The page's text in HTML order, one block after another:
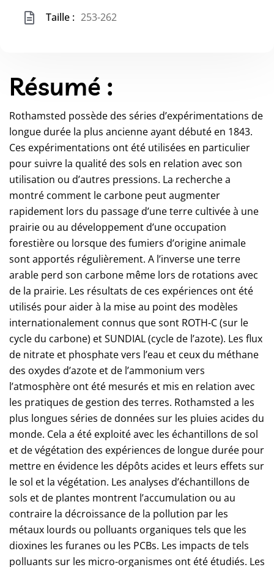
Taille : 253-262
Résumé :
Rothamsted possède des séries d’expérimentations de
longue durée la plus ancienne ayant débuté en 1843.
Ces expérimentations ont été utilisées en particulier
pour suivre la qualité des sols en relation avec son
utilisation ou d’autres pressions. La recherche a
montré comment le carbone peut augmenter
rapidement lors du passage d’une terre cultivée à une
prairie ou au développement d’une occupation
forestière ou lorsque des fumiers d’origine animale
sont apportés régulièrement. A l’inverse une terre
arable perd son carbone même lors de rotations avec
de la prairie. Les résultats de ces expériences ont été
utilisés pour aider à la mise au point des modèles
internationalement connus que sont ROTH-C (sur le
cycle du carbone) et SUNDIAL (cycle de l’azote). Les flux
de nitrate et phosphate vers l’eau et ceux du méthane
des oxydes d’azote et de l’ammonium vers
l’atmosphère ont été mesurés et mis en relation avec
les pratiques de gestion des terres. Rothamsted a les
plus longues séries de données sur les pluies acides du
monde. Cela a été exploité avec les échantillons de sol
et de végétation des expériences de longue durée pour
mettre en évidence les dépôts acides et leurs effets sur
le sol et la végétation. Les analyses d’échantillons de
sols et de plantes montrent l’accumulation ou au
contraire la décroissance de la pollution par les
métaux lourds ou polluants organiques tels que les
dioxines les furanes ou les PCBs. Les impacts de tels
polluants sur les micro-organismes ont été étudiés. Les